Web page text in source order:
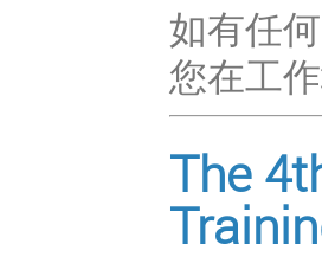
如有任
您在工
The